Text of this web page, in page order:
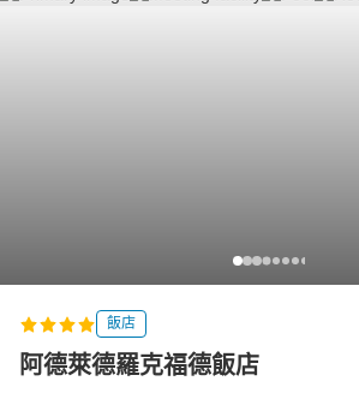
飯店
阿德萊德羅克福德飯店